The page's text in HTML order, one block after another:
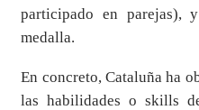
participado en parejas),
medalla.
En concreto, Cataluña ha
las habilidades o skills